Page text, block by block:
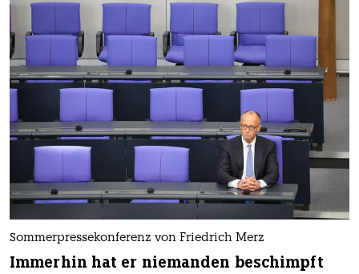
Sommerpressekonferenz von Friedrich Merz
Immerhin hat er niemanden beschimpft